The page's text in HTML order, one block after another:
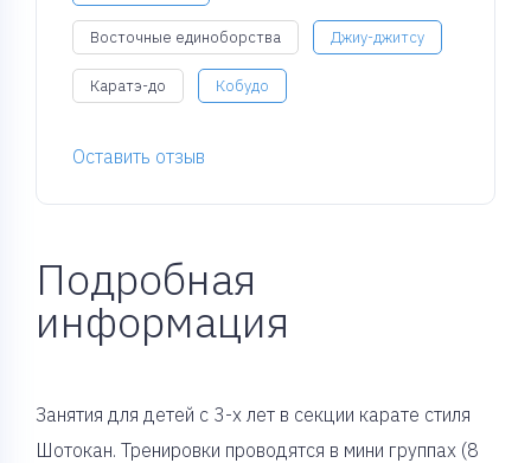
Восточные единоборства Джиу-джитсу
Каратэ-до Кобудо
Оставить отзыв
Подробная
информация
Занятия для детей с 3-х лет в секции карате стиля
Шотокан. Тренировки проводятся в мини группах (8